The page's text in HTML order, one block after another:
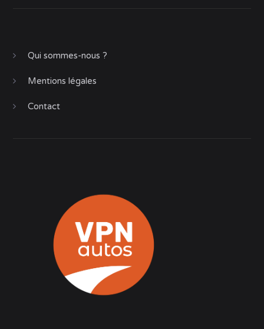
Qui sommes-nous ?
Mentions légales
Contact